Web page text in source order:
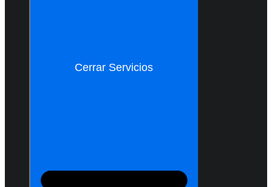
Cerrar Servicios